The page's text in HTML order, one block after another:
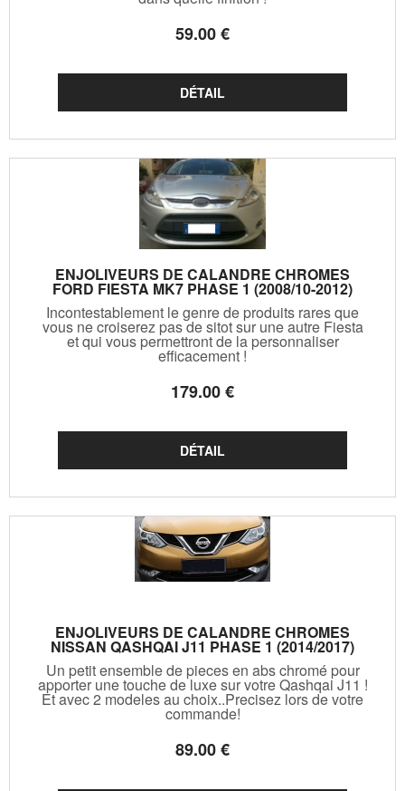
59.00€
ENJOLIVEURS DE CALANDRE CHROMES
FORD FIESTA MK7 PHASE 1 (2008/10-2012)
Incontestablement le genre de produits rares que
vous ne croiserez pas de sitot sur une autre Fiesta
et qui vous permettront de la personnaliser
efficacement !
179.00€
ENJOLIVEURS DE CALANDRE CHROMES
NISSAN QASHQAI J11 PHASE 1 (2014/2017)
Un petit ensemble de pieces en abs chromé pour
apporter une touche de luxe sur votre Qashqai J11 !
Et avec 2 modeles au choix..Precisez lors de votre
commande!
89.00€